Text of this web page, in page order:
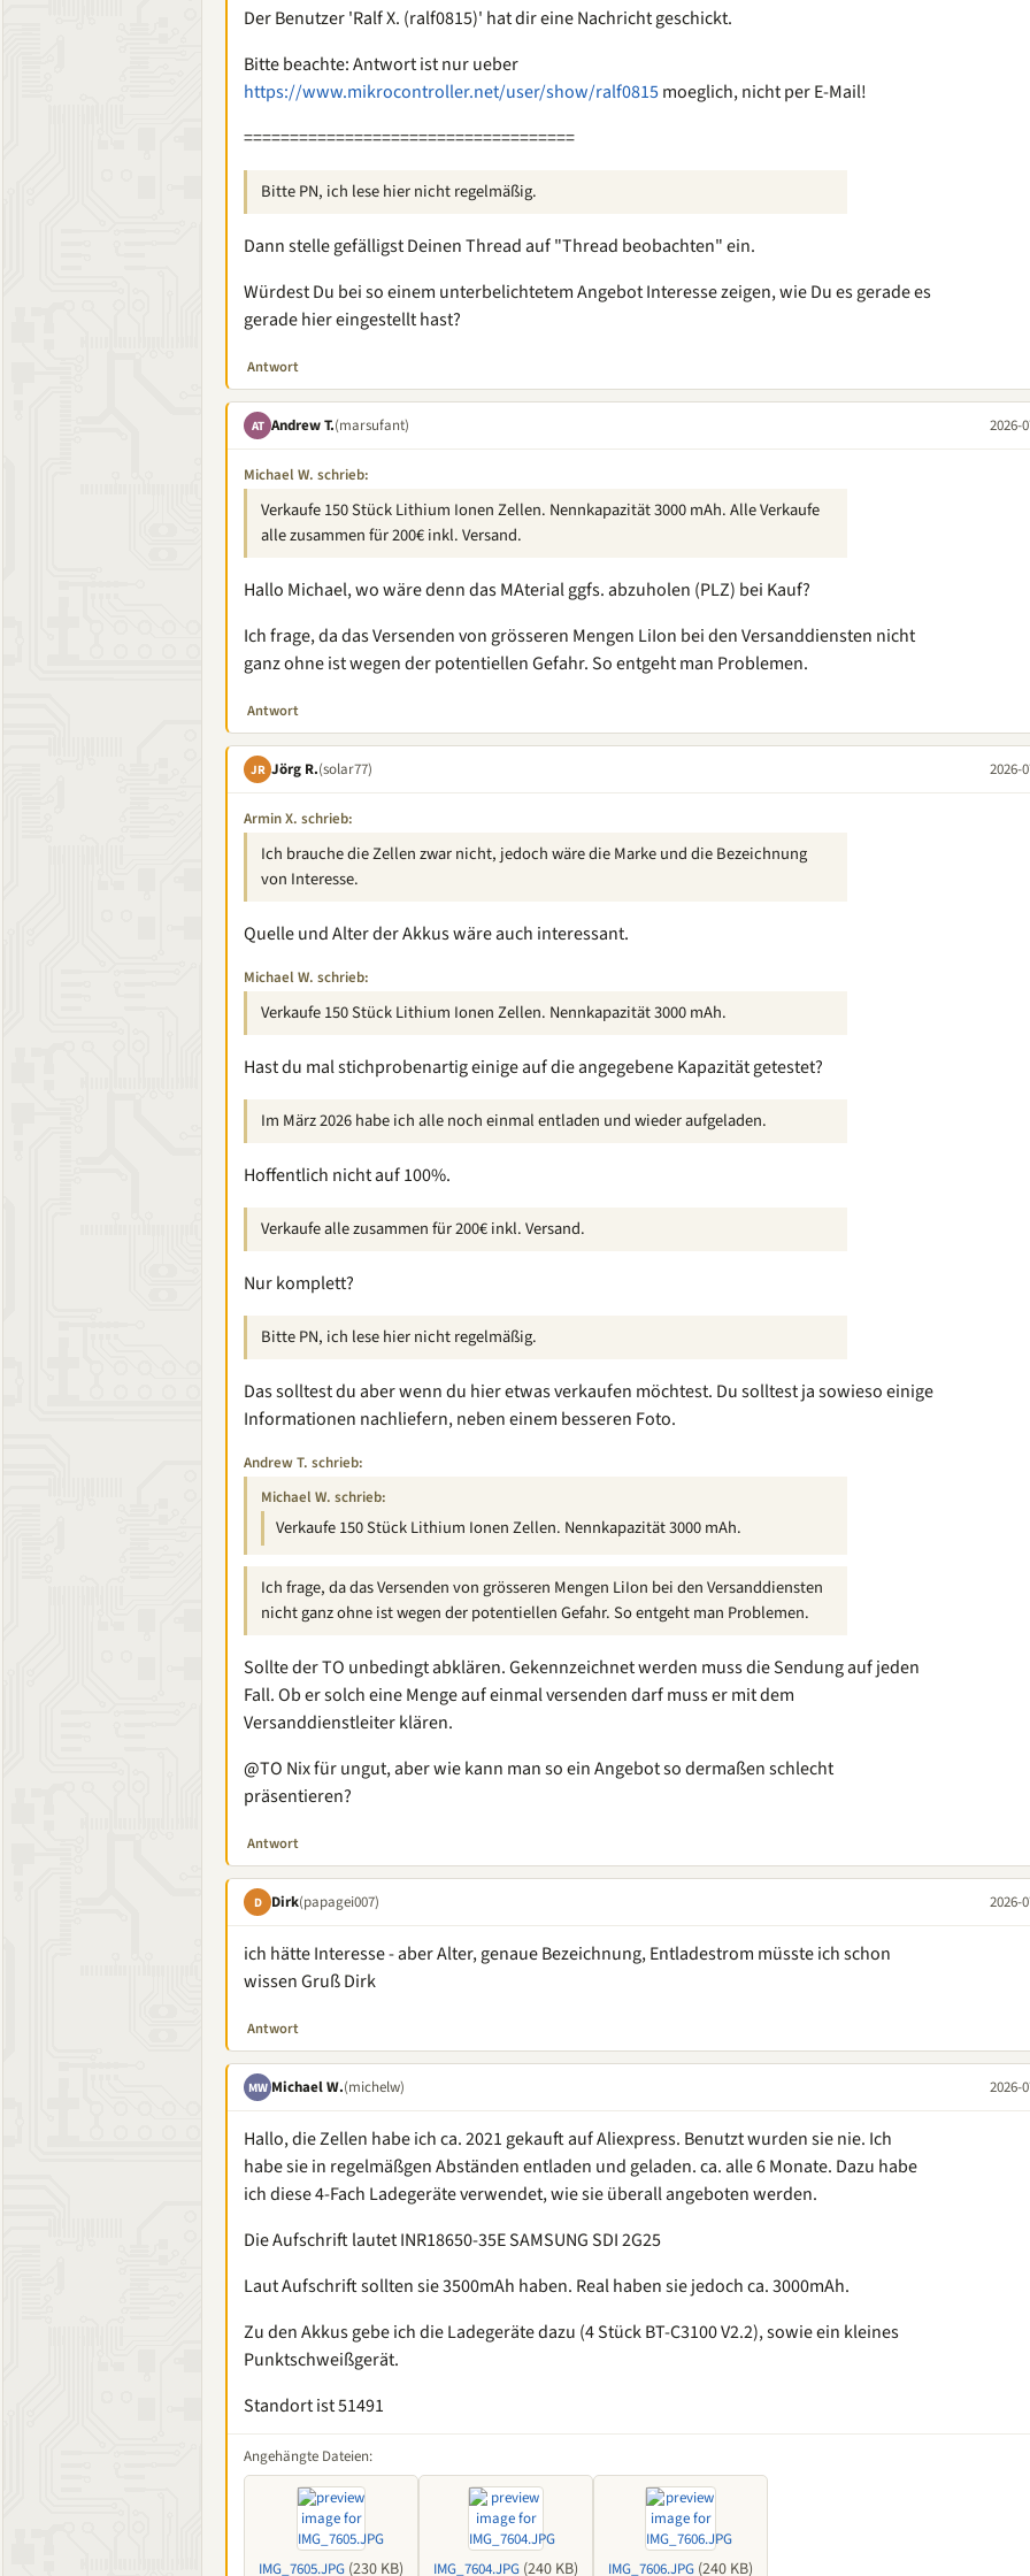
Der Benutzer 'Ralf X. (ralf0815)' hat dir eine Nachricht geschickt.
Bitte beachte: Antwort ist nur ueber
https://www.mikrocontroller.net/user/show/ralf0815moeglich, nicht per E-Mail!
====================================
Bitte PN, ich lese hier nicht regelmäßig.
Dann stelle gefälligst Deinen Thread auf "Thread beobachten" ein.
Würdest Du bei so einem unterbelichtetem Angebot Interesse zeigen, wie Du es gerade es
gerade hier eingestellt hast?
Antwort
AT Andrew T.(marsufant) 2026-
Michael W. schrieb:
Verkaufe 150 Stück Lithium Ionen Zellen. Nennkapazität 3000 mAh. Alle Verkaufe
alle zusammen für 200€ inkl. Versand.
Hallo Michael, wo wäre denn das MAterial ggfs. abzuholen (PLZ) bei Kauf?
Ich frage, da das Versenden von grösseren Mengen LiIon bei den Versanddiensten nicht
ganz ohne ist wegen der potentiellen Gefahr. So entgeht man Problemen.
Antwort
JR Jörg R.(solar77) 2026-
Armin X. schrieb:
Ich brauche die Zellen zwar nicht, jedoch wäre die Marke und die Bezeichnung
von Interesse.
Quelle und Alter der Akkus wäre auch interessant.
Michael W. schrieb:
Verkaufe 150 Stück Lithium Ionen Zellen. Nennkapazität 3000 mAh.
Hast du mal stichprobenartig einige auf die angegebene Kapazität getestet?
Im März 2026 habe ich alle noch einmal entladen und wieder aufgeladen.
Hoffentlich nicht auf 100%.
Verkaufe alle zusammen für 200€ inkl. Versand.
Nur komplett?
Bitte PN, ich lese hier nicht regelmäßig.
Das solltest du aber wenn du hier etwas verkaufen möchtest. Du solltest ja sowieso einige
Informationen nachliefern, neben einem besseren Foto.
Andrew T. schrieb:
Michael W. schrieb:
Verkaufe 150 Stück Lithium Ionen Zellen. Nennkapazität 3000 mAh.
Ich frage, da das Versenden von grösseren Mengen LiIon bei den Versanddiensten
nicht ganz ohne ist wegen der potentiellen Gefahr. So entgeht man Problemen.
Sollte der TO unbedingt abklären. Gekennzeichnet werden muss die Sendung auf jeden
Fall. Ob er solch eine Menge auf einmal versenden darf muss er mit dem
Versanddienstleiter klären.
@TO Nix für ungut, aber wie kann man so ein Angebot so dermaßen schlecht
präsentieren?
Antwort
D Dirk(papagei007) 2026-
ich hätte Interesse - aber Alter, genaue Bezeichnung, Entladestrom müsste ich schon
wissen Gruß Dirk
Antwort
MW Michael W.(michelw) 2026-
Hallo, die Zellen habe ich ca. 2021 gekauft auf Aliexpress. Benutzt wurden sie nie. Ich
habe sie in regelmäßgen Abständen entladen und geladen. ca. alle 6 Monate. Dazu habe
ich diese 4-Fach Ladegeräte verwendet, wie sie überall angeboten werden.
Die Aufschrift lautet INR18650-35E SAMSUNG SDI 2G25
Laut Aufschrift sollten sie 3500mAh haben. Real haben sie jedoch ca. 3000mAh.
Zu den Akkus gebe ich die Ladegeräte dazu (4 Stück BT-C3100 V2.2), sowie ein kleines
Punktschweißgerät.
Standort ist 51491
Angehängte Dateien:
IMG_7605.JPG (230 KB) IMG_7604.JPG (240 KB) IMG_7606.JPG (240 KB)